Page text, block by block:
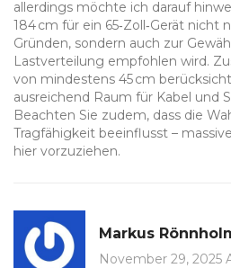
allerdings möchte ich darauf
184 cm für ein 65‑Zoll‑Gerät nicht
Gründen, sondern auch zur
Lastverteilung empfohlen wird.
von mindestens 45 cm
ausreichend Raum für Kabel und
Beachten Sie zudem, dass die
Tragfähigkeit beeinflusst –
hier vorzuziehen.
Markus
November 29, 2025